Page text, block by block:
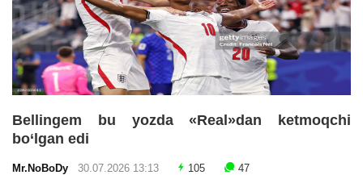
Bellingem bu yozda «Real»dan ketmoqchi
bo‘lgan edi
Mr.NoBoDy 30.07.2026 13:13 105 47